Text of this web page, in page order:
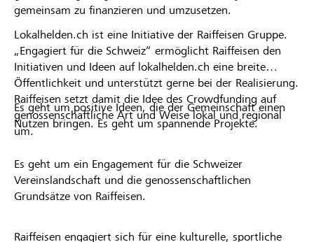
gemeinsam zu finanzieren und umzusetzen.
Lokalhelden.ch ist eine Initiative der Raiffeisen Gruppe.
„Engagiert für die Schweiz“ ermöglicht Raiffeisen den
Initiativen und Ideen auf lokalhelden.ch eine breite
Öffentlichkeit und unterstützt gerne bei der Realisierung.
Raiffeisen setzt damit die Idee des Crowdfunding auf
genossenschaftliche Art und Weise lokal und regional
um.
Es geht um positive Ideen, die der Gemeinschaft einen
Nutzen bringen. Es geht um spannende Projekte.
Es geht um ein Engagement für die Schweizer
Vereinslandschaft und die genossenschaftlichen
Grundsätze von Raiffeisen.
Raiffeisen engagiert sich für eine kulturelle, sportliche